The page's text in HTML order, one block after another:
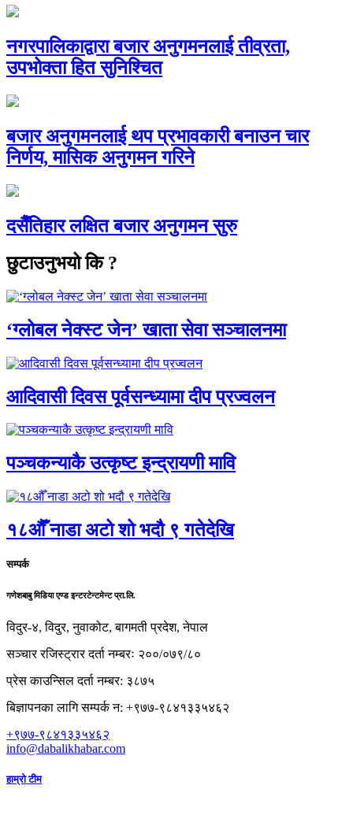
नगरपालिकाद्वारा बजार अनुगमनलाई तीव्रता,
उपभोक्ता हित सुनिश्चित
बजार अनुगमनलाई थप प्रभावकारी बनाउन चार
निर्णय, मासिक अनुगमन गरिने
दसैँतिहार लक्षित बजार अनुगमन सुरु
छुटाउनुभयो कि ?
‘ग्लोबल नेक्स्ट जेन’ खाता सेवा सञ्चालनमा
आदिवासी दिवस पूर्वसन्ध्यामा दीप प्रज्वलन
पञ्चकन्याकै उत्कृष्ट इन्द्रायणी मावि
१८औँ नाडा अटो शो भदौ ९ गतेदेखि
सम्पर्क
गणेशबाबु मिडिया एण्ड इन्टरटेन्टमेन्ट प्रा.लि.
विदुर-४, विदुर, नुवाकोट, बागमती प्रदेश, नेपाल
सञ्चार रजिस्ट्रार दर्ता नम्बरः २००/०७९/८०
प्रेस काउन्सिल दर्ता नम्बर: ३८७५
बिज्ञापनका लागि सम्पर्क न: +९७७-९८४१३३५४६२
+९७७-९८४१३३५४६२
info@dabalikhabar.com
हाम्रो टीम